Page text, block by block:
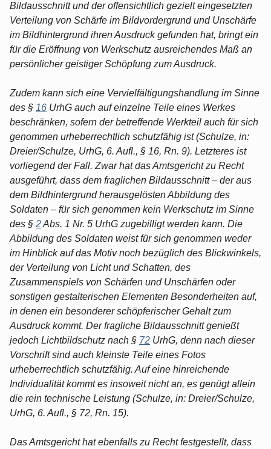
Bildausschnitt und der offensichtlich gezielt eingesetzten
Verteilung von Schärfe im Bildvordergrund und Unschärfe
im Bildhintergrund ihren Ausdruck gefunden hat, bringt ein
für die Eröffnung von Werkschutz ausreichendes Maß an
persönlicher geistiger Schöpfung zum Ausdruck.
Zudem kann sich eine Vervielfältigungshandlung im Sinne
des § 16 UrhG auch auf einzelne Teile eines Werkes
beschränken, sofern der betreffende Werkteil auch für sich
genommen urheberrechtlich schutzfähig ist (Schulze, in:
Dreier/Schulze, UrhG, 6. Aufl., § 16, Rn. 9). Letzteres ist
vorliegend der Fall. Zwar hat das Amtsgericht zu Recht
ausgeführt, dass dem fraglichen Bildausschnitt – der aus
dem Bildhintergrund herausgelösten Abbildung des
Soldaten – für sich genommen kein Werkschutz im Sinne
des § 2Abs. 1 Nr. 5 UrhG zugebilligt werden kann. Die
Abbildung des Soldaten weist für sich genommen weder
im Hinblick auf das Motiv noch bezüglich des Blickwinkels,
der Verteilung von Licht und Schatten, des
Zusammenspiels von Schärfen und Unschärfen oder
sonstigen gestalterischen Elementen Besonderheiten auf,
in denen ein besonderer schöpferischer Gehalt zum
Ausdruck kommt. Der fragliche Bildausschnitt genießt
jedoch Lichtbildschutz nach § 72 UrhG, denn nach dieser
Vorschrift sind auch kleinste Teile eines Fotos
urheberrechtlich schutzfähig. Auf eine hinreichende
Individualität kommt es insoweit nicht an, es genügt allein
die rein technische Leistung (Schulze, in: Dreier/Schulze,
UrhG, 6. Aufl., § 72, Rn. 15).
Das Amtsgericht hat ebenfalls zu Recht festgestellt, dass